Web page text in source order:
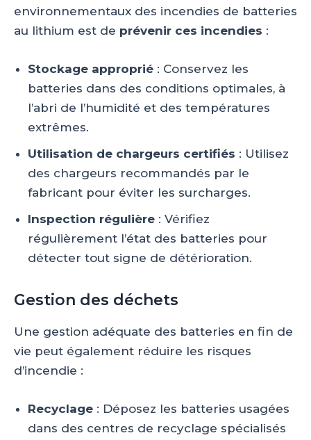
environnementaux des incendies de batteries
au lithium est de prévenir ces incendies :
Stockage approprié : Conservez les
batteries dans des conditions optimales, à
l’abri de l’humidité et des températures
extrêmes.
Utilisation de chargeurs certifiés : Utilisez
des chargeurs recommandés par le
fabricant pour éviter les surcharges.
Inspection régulière : Vérifiez
régulièrement l’état des batteries pour
détecter tout signe de détérioration.
Gestion des déchets
Une gestion adéquate des batteries en fin de
vie peut également réduire les risques
d’incendie :
Recyclage : Déposez les batteries usagées
dans des centres de recyclage spécialisés